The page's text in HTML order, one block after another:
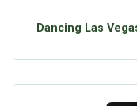
Dancing Las